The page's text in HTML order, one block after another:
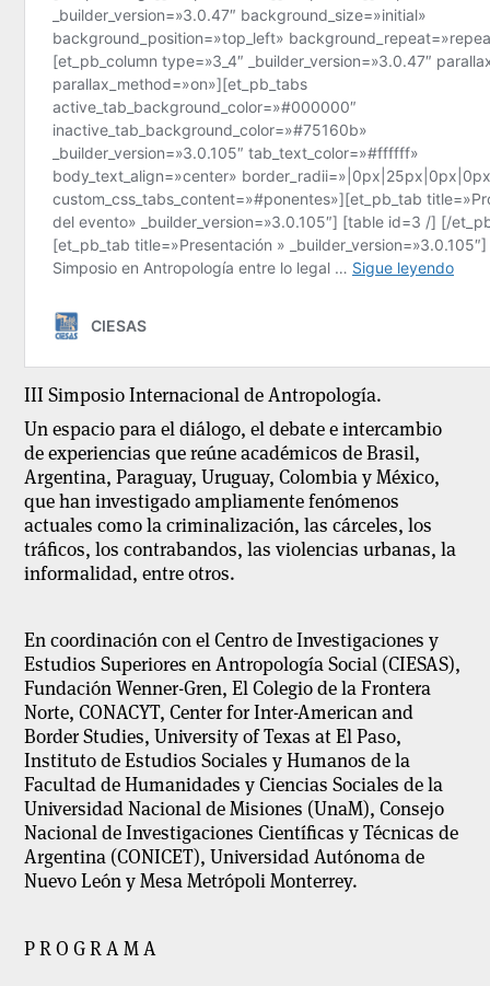
III Simposio Internacional de Antropología.
Un espacio para el diálogo, el debate e intercambio
de experiencias que reúne académicos de Brasil,
Argentina, Paraguay, Uruguay, Colombia y México,
que han investigado ampliamente fenómenos
actuales como la criminalización, las cárceles, los
tráficos, los contrabandos, las violencias urbanas, la
informalidad, entre otros.
En coordinación con el Centro de Investigaciones y
Estudios Superiores en Antropología Social (CIESAS),
Fundación Wenner-Gren, El Colegio de la Frontera
Norte, CONACYT, Center for Inter-American and
Border Studies, University of Texas at El Paso,
Instituto de Estudios Sociales y Humanos de la
Facultad de Humanidades y Ciencias Sociales de la
Universidad Nacional de Misiones (UnaM), Consejo
Nacional de Investigaciones Científicas y Técnicas de
Argentina (CONICET), Universidad Autónoma de
Nuevo León y Mesa Metrópoli Monterrey.
P R O G R A M A